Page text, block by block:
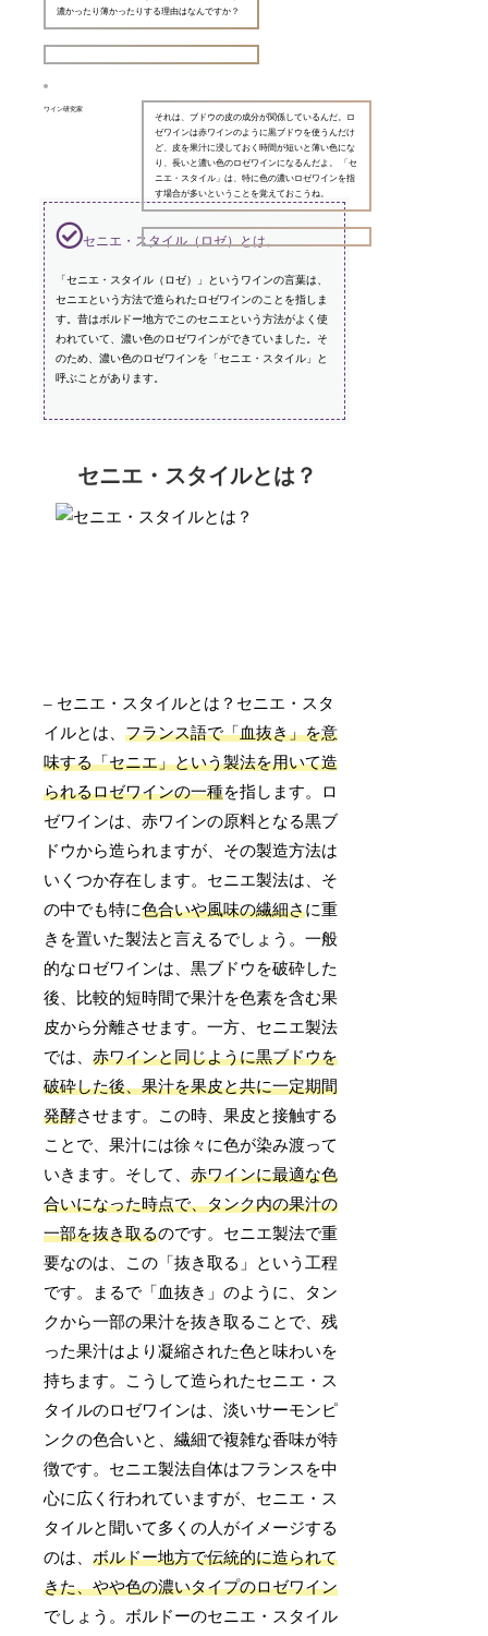
濃かったり薄かったりする理由はなんですか？
ワイン研究家
それは、ブドウの皮の成分が関係しているんだ。ロ
ゼワインは赤ワインのように黒ブドウを使うんだけ
ど、皮を果汁に浸しておく時間が短いと薄い色にな
り、長いと濃い色のロゼワインになるんだよ。 「セ
ニエ・スタイル」は、特に色の濃いロゼワインを指
す場合が多いということを覚えておこうね。
セニエ・スタイル（ロゼ）とは。
「セニエ・スタイル（ロゼ）」というワインの言葉は、
セニエという方法で造られたロゼワインのことを指しま
す。昔はボルドー地方でこのセニエという方法がよく使
われていて、濃い色のロゼワインができていました。そ
のため、濃い色のロゼワインを「セニエ・スタイル」と
呼ぶことがあります。
セニエ・スタイルとは？
– セニエ・スタイルとは？セニエ・スタ
イルとは、フランス語で「血抜き」を意
味する「セニエ」という製法を用いて造
られるロゼワインの一種を指します。ロ
ゼワインは、赤ワインの原料となる黒ブ
ドウから造られますが、その製造方法は
いくつか存在します。セニエ製法は、そ
の中でも特に色合いや風味の繊細さに重
きを置いた製法と言えるでしょう。一般
的なロゼワインは、黒ブドウを破砕した
後、比較的短時間で果汁を色素を含む果
皮から分離させます。一方、セニエ製法
では、赤ワインと同じように黒ブドウを
破砕した後、果汁を果皮と共に一定期間
発酵させます。この時、果皮と接触する
ことで、果汁には徐々に色が染み渡って
いきます。そして、赤ワインに最適な色
合いになった時点で、タンク内の果汁の
一部を抜き取るのです。セニエ製法で重
要なのは、この「抜き取る」という工程
です。まるで「血抜き」のように、タン
クから一部の果汁を抜き取ることで、残
った果汁はより凝縮された色と味わいを
持ちます。こうして造られたセニエ・ス
タイルのロゼワインは、淡いサーモンピ
ンクの色合いと、繊細で複雑な香味が特
徴です。セニエ製法自体はフランスを中
心に広く行われていますが、セニエ・ス
タイルと聞いて多くの人がイメージする
のは、ボルドー地方で伝統的に造られて
きた、やや色の濃いタイプのロゼワイン
でしょう。ボルドーのセニエ・スタイル